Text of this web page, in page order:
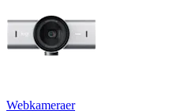
Webkameraer